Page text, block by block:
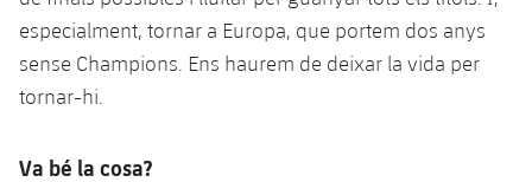
especialment, tornar a Europa, que portem dos anys
sense Champions. Ens haurem de deixar la vida per
tornar-hi.
Va bé la cosa?